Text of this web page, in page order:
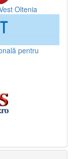
Oltenia
pentru